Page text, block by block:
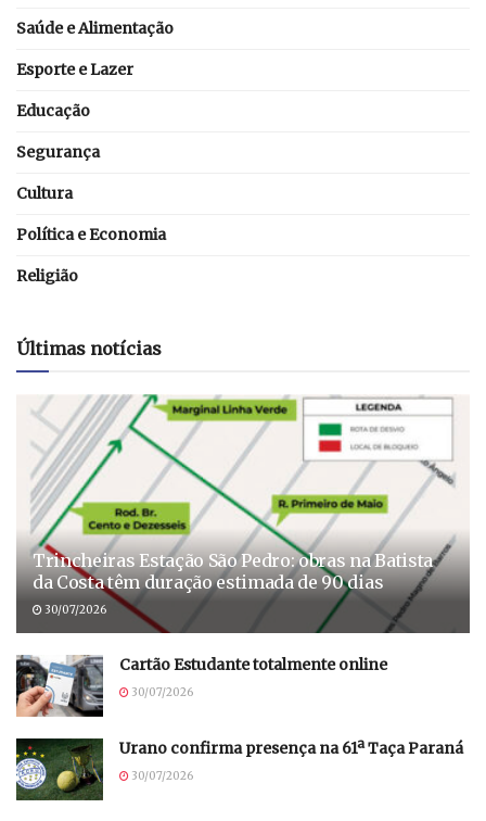
Saúde e Alimentação
Esporte e Lazer
Educação
Segurança
Cultura
Política e Economia
Religião
Últimas notícias
Trincheiras Estação São Pedro: obras na Batista
da Costa têm duração estimada de 90 dias
30/07/2026
Cartão Estudante totalmente online
30/07/2026
Urano confirma presença na 61ª Taça Paraná
30/07/2026